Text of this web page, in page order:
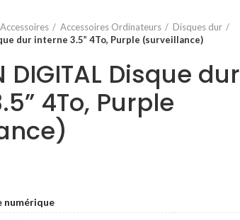
Accessoires Ordinateurs
Disques dur
dur interne 3.5” 4To, Purple (surveillance)
DIGITAL Disque dur
4To, Purple
numérique